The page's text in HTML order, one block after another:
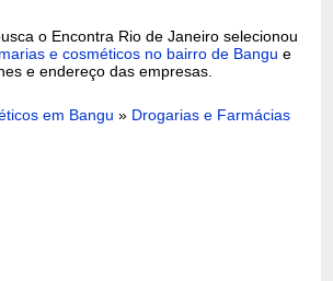
o Encontra Rio de Janeiro selecionou
e cosméticos no bairro de Bangu e
e endereço das empresas.
em Bangu » Drogarias e Farmácias